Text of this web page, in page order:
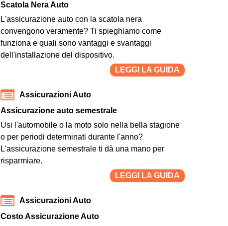
Scatola Nera Auto
L'assicurazione auto con la scatola nera
convengono veramente? Ti spieghiamo come
funziona e quali sono vantaggi e svantaggi
dell'installazione del dispositivo.
LEGGI LA GUIDA
Assicurazioni Auto
Assicurazione auto semestrale
Usi l'automobile o la moto solo nella bella stagione
o per periodi determinati durante l'anno?
L'assicurazione semestrale ti dà una mano per
risparmiare.
LEGGI LA GUIDA
Assicurazioni Auto
Costo Assicurazione Auto